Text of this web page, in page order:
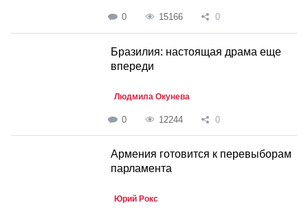
0 15166 0
Бразилия: настоящая драма еще
впереди
Людмила Окунева
0 12244 0
Армения готовится к перевыборам
парламента
Юрий Рокс